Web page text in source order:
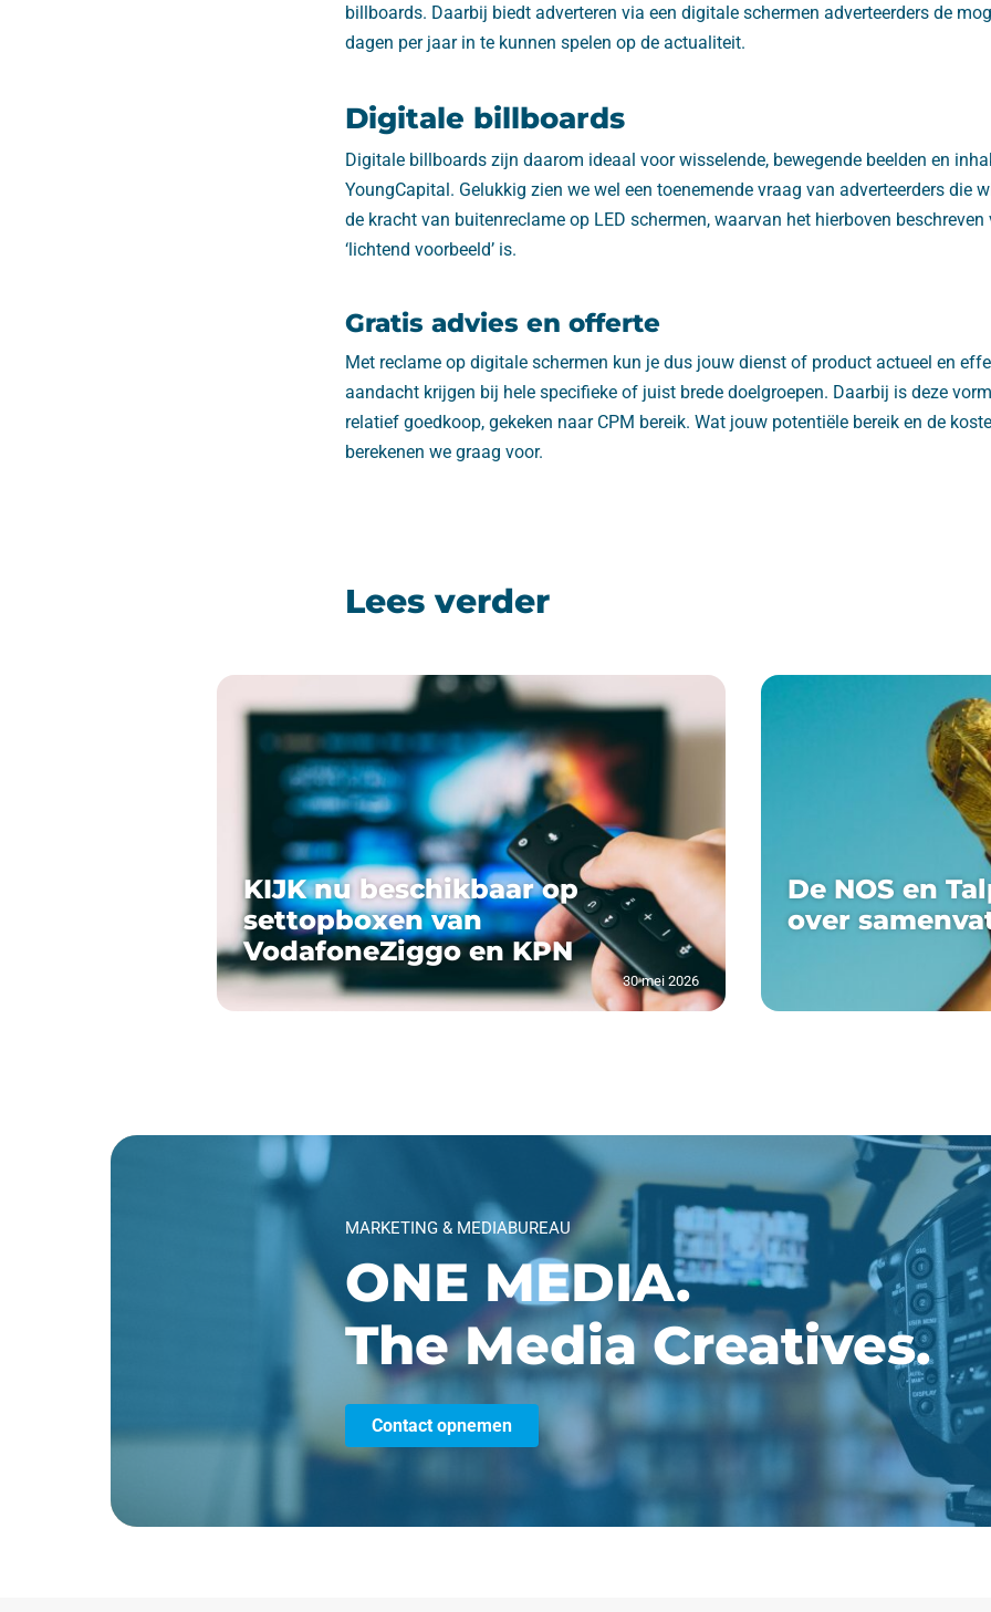
billboards. Daarbij biedt adverteren via een digitale schermen adverteerders de
dagen per jaar in te kunnen spelen op de actualiteit.
Digitale billboards
Digitale billboards zijn daarom ideaal voor wisselende, bewegende beelden en
YoungCapital. Gelukkig zien we wel een toenemende vraag van adverteerders die
de kracht van buitenreclame op LED schermen, waarvan het hierboven beschreven
‘lichtend voorbeeld’ is.
Gratis advies en offerte
Met reclame op digitale schermen kun je dus jouw dienst of product actueel en
aandacht krijgen bij hele specifieke of juist brede doelgroepen. Daarbij is deze
relatief goedkoop, gekeken naar CPM bereik. Wat jouw potentiële bereik en de
berekenen we graag voor.
Lees verder
KIJK nu beschikbaar op
settopboxen van
VodafoneZiggo en KPN
30 mei 2026
De NOS en
over
MARKETING & MEDIABUREAU
ONE MEDIA.
The Media Creatives.
Contact opnemen